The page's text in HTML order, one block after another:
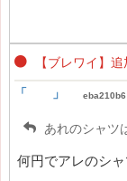
【ブレワイ】
「 」 eba210b6
あれのシャツ
何円でアレのシ